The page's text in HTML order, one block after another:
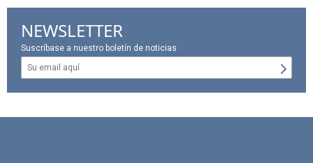
NEWSLETTER
Suscríbase a nuestro boletín de noticias